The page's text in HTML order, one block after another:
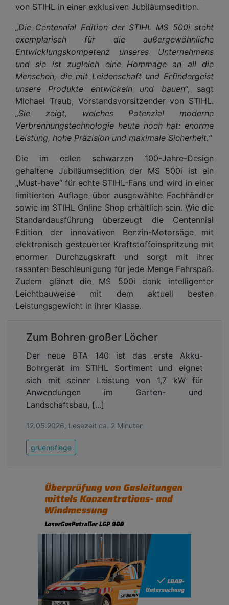
von STIHL in einer exklusiven Jubiläumsedition.
„Die Centennial Edition der STIHL MS 500i steht
exemplarisch für die außergewöhnliche
Entwicklungskompetenz unseres Unternehmens
und sie ist zugleich eine Hommage an all die
Menschen, die mit Leidenschaft und Erfindergeist
unsere Produkte entwickeln und bauen“, sagt
Michael Traub, Vorstandsvorsitzender von STIHL.
„Sie zeigt, welches Potenzial moderne
Verbrennungstechnologie heute noch hat: enorme
Leistung, hohe Präzision und maximale Sicherheit.“
Die im edlen schwarzen 100-Jahre-Design
gehaltene Jubiläumsedition der MS 500i ist ein
„Must-have“ für echte STIHL-Fans und wird in einer
limitierten Auflage über ausgewählte Fachhändler
sowie im STIHL Online Shop erhältlich sein. Wie die
Standardausführung überzeugt die Centennial
Edition der innovativen Benzin-Motorsäge mit
elektronisch gesteuerter Kraftstoffeinspritzung mit
enormer Durchzugskraft und sorgt mit ihrer
rasanten Beschleunigung für jede Menge Fahrspaß.
Zudem glänzt die MS 500i dank intelligenter
Leichtbauweise mit dem aktuell besten
Leistungsgewicht in ihrer Klasse.
Zum Bohren großer Löcher
Der neue BTA 140 ist das erste Akku-
Bohrgerät im STIHL Sortiment und eignet
sich mit seiner Leistung von 1,7 kW für
Anwendungen im Garten- und
Landschaftsbau, [...]
12.05.2026, Lesezeit ca. 2 Minuten
gruenpflege